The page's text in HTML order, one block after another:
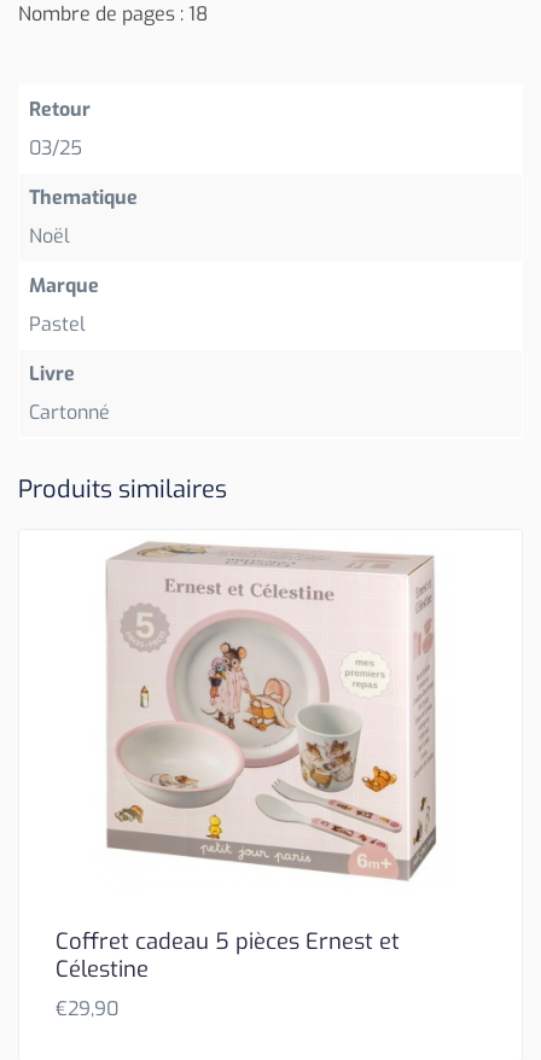
Nombre de pages : 18
Retour
03/25
Thematique
Noël
Marque
Pastel
Livre
Cartonné
Produits similaires
Coffret cadeau 5 pièces Ernest et
Célestine
€29,90